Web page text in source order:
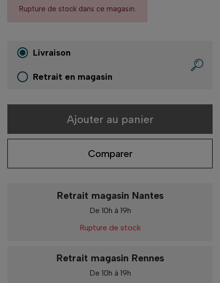
Rupture de stock dans ce magasin.
Livraison
Retrait en magasin
Ajouter au panier
Comparer
Retrait magasin Nantes
De 10h à 19h
Rupture de stock
Retrait magasin Rennes
De 10h à 19h